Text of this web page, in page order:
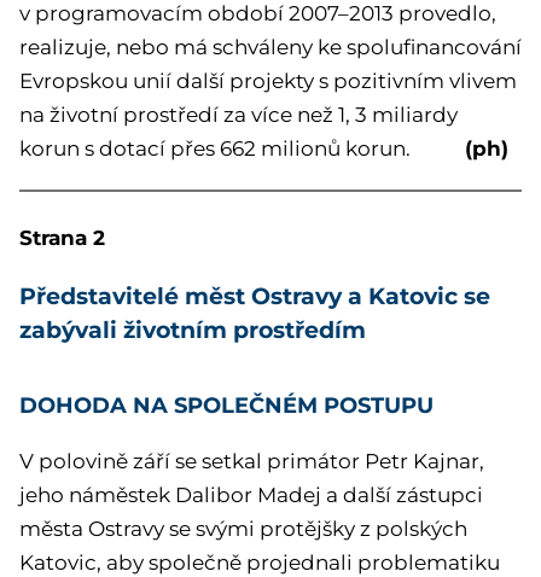
v programovacím období 2007–2013 provedlo,
realizuje, nebo má schváleny ke spolufinancování
Evropskou unií další projekty s pozitivním vlivem
na životní prostředí za více než 1, 3 miliardy
korun s dotací přes 662 milionů korun.
(ph)
Strana 2
Představitelé měst Ostravy a Katovic se
zabývali životním prostředím
DOHODA NA SPOLEČNÉM POSTUPU
V polovině září se setkal primátor Petr Kajnar,
jeho náměstek Dalibor Madej a další zástupci
města Ostravy se svými protějšky z polských
Katovic, aby společně projednali problematiku